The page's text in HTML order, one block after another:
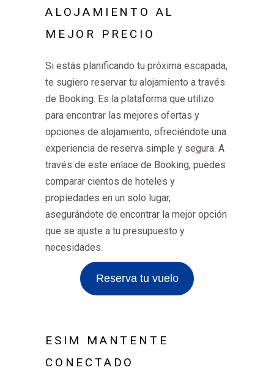
ALOJAMIENTO AL
MEJOR PRECIO
Si estás planificando tu próxima escapada,
te sugiero reservar tu alojamiento a través
de Booking. Es la plataforma que utilizo
para encontrar las mejores ofertas y
opciones de alojamiento, ofreciéndote una
experiencia de reserva simple y segura. A
través de este enlace de Booking, puedes
comparar cientos de hoteles y
propiedades en un solo lugar,
asegurándote de encontrar la mejor opción
que se ajuste a tu presupuesto y
necesidades.
Reserva tu vuelo
ESIM MANTENTE
CONECTADO